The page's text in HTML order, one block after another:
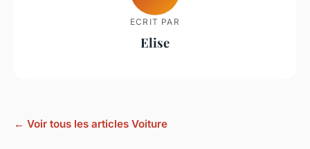
ECRIT PAR
Elise
← Voir tous les articles Voiture